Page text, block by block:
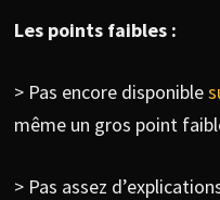
Les points faibles :
> Pas encore disponible
même un gros point
> Pas assez